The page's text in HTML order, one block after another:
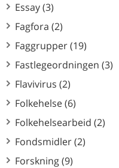
Essay (3)
Fagfora (2)
Faggrupper (19)
Fastlegeordningen (3)
Flavivirus (2)
Folkehelse (6)
Folkehelsearbeid (2)
Fondsmidler (2)
Forskning (9)